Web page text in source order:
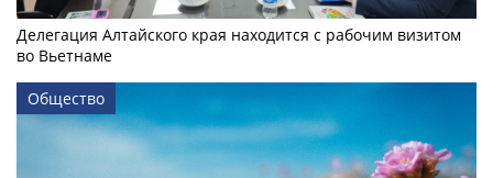
Делегация Алтайского края находится с рабочим визитом
во Вьетнаме
Общество